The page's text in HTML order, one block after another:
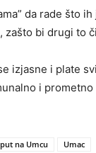
da rade što
zašto bi drugi to
izjasne i plate
i
put na Umcu Umac